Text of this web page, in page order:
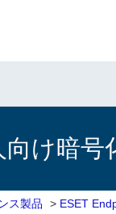
け暗号
ス製品 > ESET